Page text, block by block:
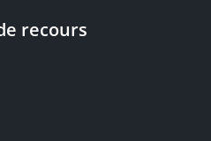
recours